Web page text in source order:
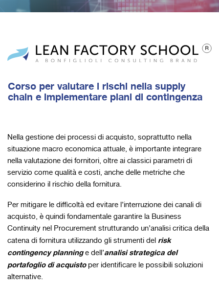
Corso per valutare i rischi nella supply
chain e implementare piani di contingenza
Nella gestione dei processi di acquisto, soprattutto nella
situazione macro economica attuale, è importante integrare
nella valutazione dei fornitori, oltre ai classici parametri di
servizio come qualità e costi, anche delle metriche che
considerino il rischio della fornitura.
Per mitigare le difficoltà ed evitare l’interruzione dei canali di
acquisto, è quindi fondamentale garantire la Business
Continuity nel Procurement strutturando un’analisi critica della
catena di fornitura utilizzando gli strumenti del risk
contingency planninge dell’analisi strategica del
portafoglio di acquistoper identificare le possibili soluzioni
alternative.